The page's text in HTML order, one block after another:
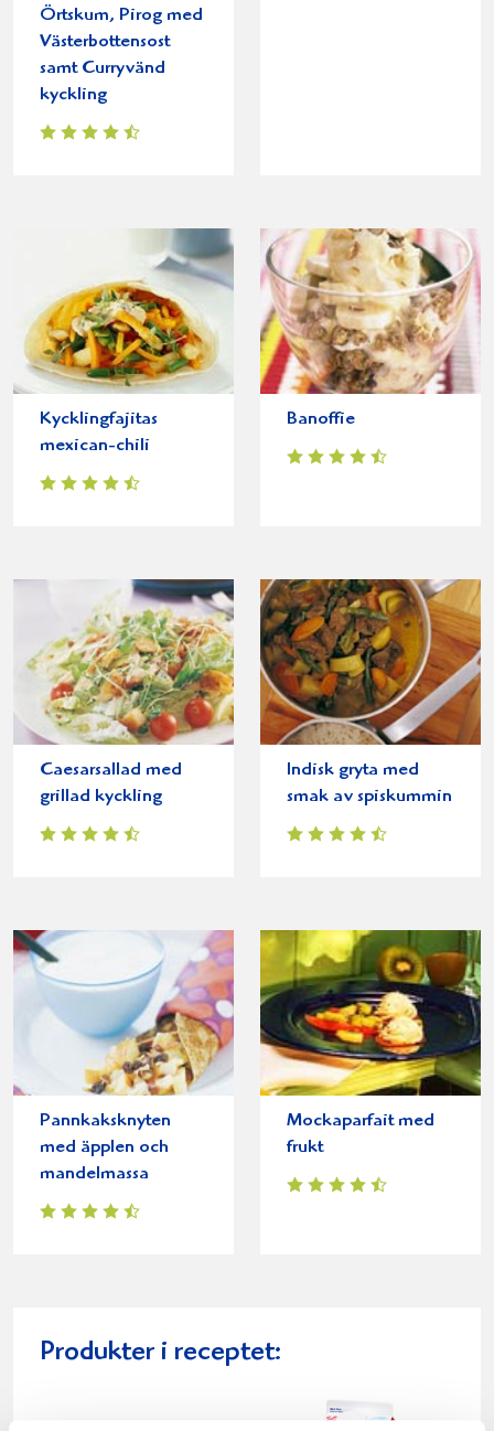
Örtskum, Pirog med
Västerbottensost
samt Curryvänd
kyckling
Kycklingfajitas
mexican-chili
Banoffie
Caesarsallad med
grillad kyckling
Indisk gryta med
smak av spiskummin
Pannkaksknyten
med äpplen och
mandelmassa
Mockaparfait med
frukt
Produkter i receptet: